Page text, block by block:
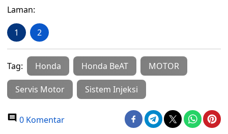
Laman:
1 2
Tag: Honda Honda BeAT MOTOR
Servis Motor Sistem Injeksi
0 Komentar